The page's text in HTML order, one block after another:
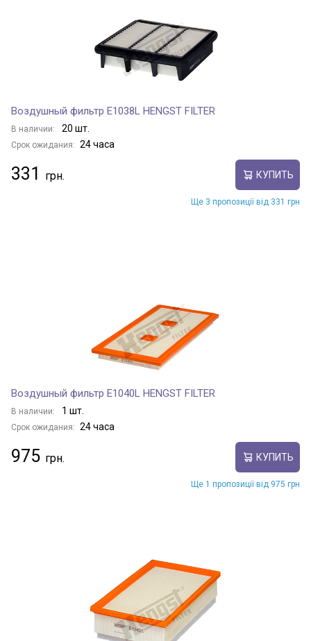
Воздушный фильтр E1038L HENGST FILTER
В наличии: 20 шт.
Срок ожидания: 24 часа
331 КУПИТЬ
Ще 3 пропозиції від 331 грн
Воздушный фильтр E1040L HENGST FILTER
В наличии: 1 шт.
Срок ожидания: 24 часа
975 КУПИТЬ
Ще 1 пропозиції від 975 грн